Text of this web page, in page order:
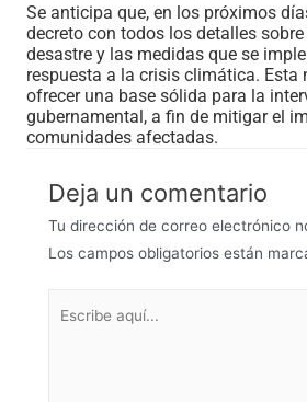
Se anticipa que, en los próximos
decreto con todos los detalles
desastre y las medidas que se
respuesta a la crisis climática. Esta
ofrecer una base sólida para la
gubernamental, a fin de mitigar el
comunidades afectadas.
Deja un comentario
Tu dirección de correo electrónico
Los campos obligatorios están